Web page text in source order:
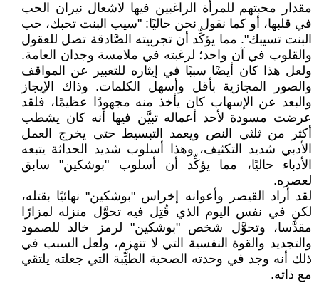
مقدار محبتهم للمرأة الراغبين فيها لاشعال نيران الحب
في قلبها، أو كما نقول نحن حاليًا: "سيب البنت تحبك، حب
البنت تسيبك". مما يؤكِّد أن تجربيته الصَّادقة تصل للعقول
والقلوب في آن واحد؛ لرغبته في ملامسة وجدان العامة.
ولعل هذا كان أيضًا سببًا في إيثاره للتعبير عن المواقف
والصور المجازية بأقل وأسهل الكلمات. وذاك الإيجاز
والبعد عن الإسهاب كان يأخذ منه مجهودًا عظيمًا، فلقد
عرضت مسودة لأحد أعماله تبيَّن فيها أنه كان يشطب
أكثر من ثلثي النص ويعمد التبسيط حتى يخرج العمل
الأدبي شديد التكثيف، وهذا أسلوب شديد الحداثة يتبعه
الأدباء حاليًا، مما يؤكِّد أن أسلوب "بوشكين" سابق
لعصره.
لقد أراد القيصر وأعوانه إخراس "بوشكين" نهائيًا بقتله،
لكن في نفس اليوم الذي قُتِل فيه تحوَّل منزله لمزارًا
مقدَّسا، وتحوَّل شخص "بوشكين" لرمز خالد للصمود
والتجديد والقوة النفسية التي لا تنهزم، ولعل السبب في
ذلك أنه وجد في وحدته الصحبة الطيِّبة التي جعلته يلتقي
مع ذاته.